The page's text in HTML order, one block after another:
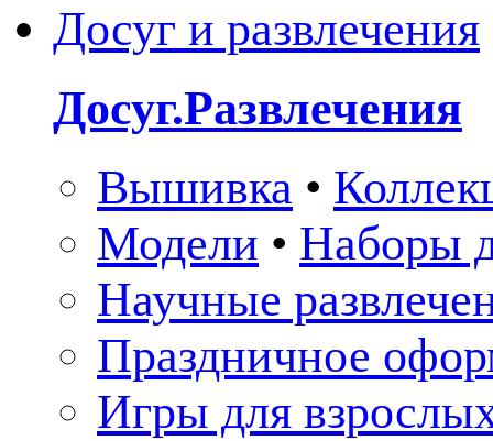
Досуг и развлечения
Досуг.Развлечения
Вышивка •
Модели • Наборы
Научные
Праздничное
Игры для